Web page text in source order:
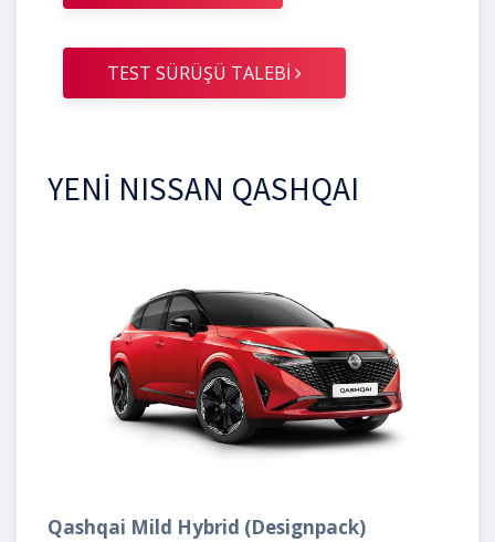
TEST SÜRÜŞÜ TALEBİ
YENİ NISSAN QASHQAI
Qashqai Mild Hybrid (Designpack)